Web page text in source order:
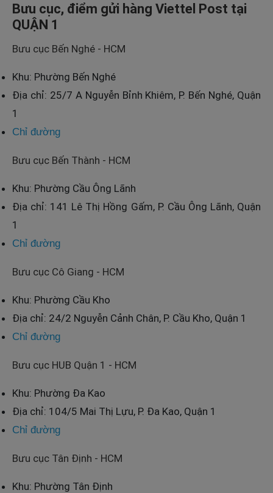
Bưu cục, điểm gửi hàng Viettel Post tại
QUẬN 1
Bưu cục Bến Nghé - HCM
Khu: Phường Bến Nghé
Địa chỉ: 25/7 A Nguyễn Bỉnh Khiêm, P. Bến Nghé, Quận
1
Chỉ đường
Bưu cục Bến Thành - HCM
Khu: Phường Cầu Ông Lãnh
Địa chỉ: 141 Lê Thị Hồng Gấm, P. Cầu Ông Lãnh, Quận
1
Chỉ đường
Bưu cục Cô Giang - HCM
Khu: Phường Cầu Kho
Địa chỉ: 24/2 Nguyễn Cảnh Chân, P. Cầu Kho, Quận 1
Chỉ đường
Bưu cục HUB Quận 1 - HCM
Khu: Phường Đa Kao
Địa chỉ: 104/5 Mai Thị Lựu, P. Đa Kao, Quận 1
Chỉ đường
Bưu cục Tân Định - HCM
Khu: Phường Tân Định